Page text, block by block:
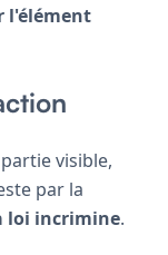
l'élément
visible,
par la
loi incrimine.